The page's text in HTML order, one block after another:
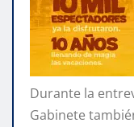
Durante la
Gabinete